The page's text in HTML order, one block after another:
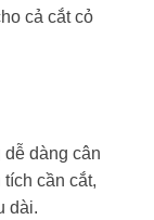
cả cắt cỏ
dàng cân
cần cắt,
dài.